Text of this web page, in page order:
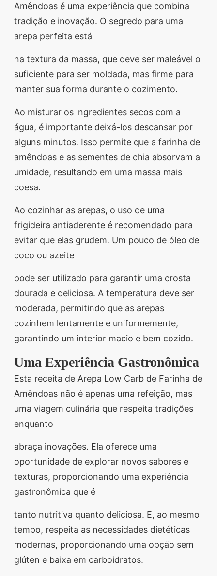
Amêndoas é uma experiência que combina
tradição e inovação. O segredo para uma
arepa perfeita está
na textura da massa, que deve ser maleável o
suficiente para ser moldada, mas firme para
manter sua forma durante o cozimento.
Ao misturar os ingredientes secos com a
água, é importante deixá-los descansar por
alguns minutos. Isso permite que a farinha de
amêndoas e as sementes de chia absorvam a
umidade, resultando em uma massa mais
coesa.
Ao cozinhar as arepas, o uso de uma
frigideira antiaderente é recomendado para
evitar que elas grudem. Um pouco de óleo de
coco ou azeite
pode ser utilizado para garantir uma crosta
dourada e deliciosa. A temperatura deve ser
moderada, permitindo que as arepas
cozinhem lentamente e uniformemente,
garantindo um interior macio e bem cozido.
Uma Experiência Gastronômica
Esta receita de Arepa Low Carb de Farinha de
Amêndoas não é apenas uma refeição, mas
uma viagem culinária que respeita tradições
enquanto
abraça inovações. Ela oferece uma
oportunidade de explorar novos sabores e
texturas, proporcionando uma experiência
gastronômica que é
tanto nutritiva quanto deliciosa. E, ao mesmo
tempo, respeita as necessidades dietéticas
modernas, proporcionando uma opção sem
glúten e baixa em carboidratos.